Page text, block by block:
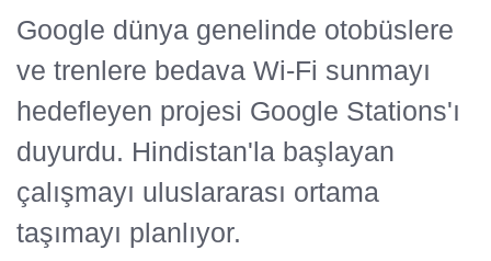
Google dünya genelinde otobüslere
ve trenlere bedava Wi-Fi sunmayı
hedefleyen projesi Google Stations'ı
duyurdu. Hindistan'la başlayan
çalışmayı uluslararası ortama
taşımayı planlıyor.